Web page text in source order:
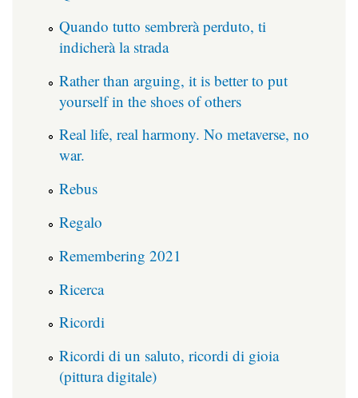
Quando tutto sembrerà perduto, ti
indicherà la strada
Rather than arguing, it is better to put
yourself in the shoes of others
Real life, real harmony. No metaverse, no
war.
Rebus
Regalo
Remembering 2021
Ricerca
Ricordi
Ricordi di un saluto, ricordi di gioia
(pittura digitale)